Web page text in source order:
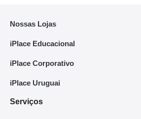
Nossas Lojas
iPlace Educacional
iPlace Corporativo
iPlace Uruguai
Serviços